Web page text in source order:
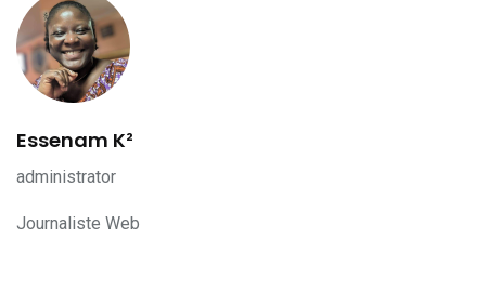
Essenam K²
administrator
Journaliste Web